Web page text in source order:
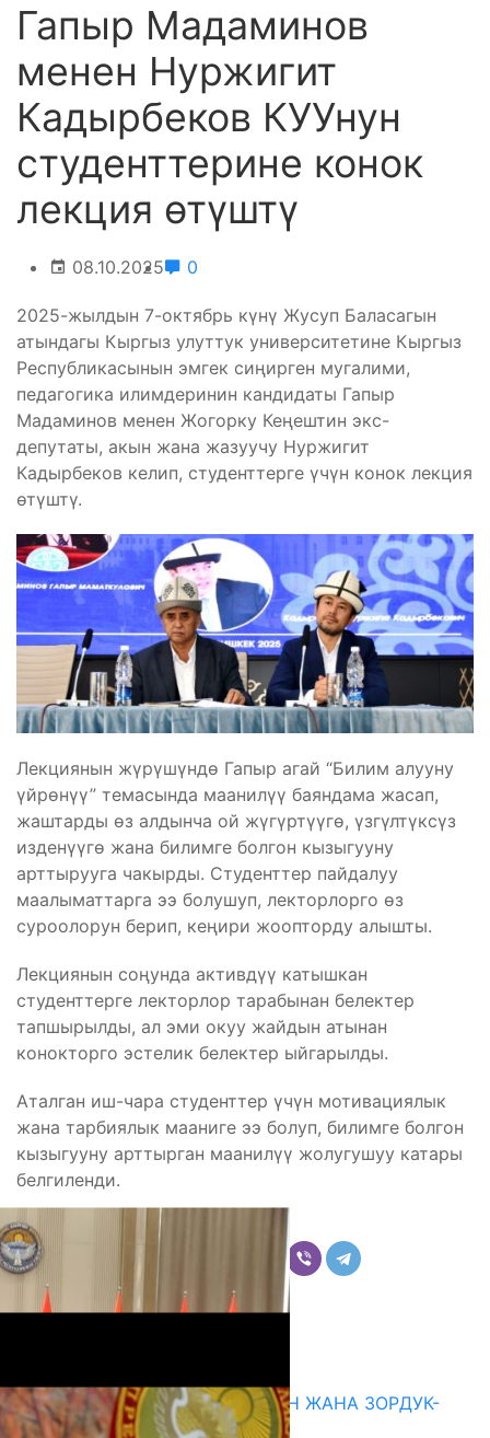
Гапыр Мадаминов
менен Нуржигит
Кадырбеков КУУнун
студенттерине конок
лекция өтүштү
08.10.2025 0
2025-жылдын 7-октябрь күнү Жусуп Баласагын
атындагы Кыргыз улуттук университетине Кыргыз
Республикасынын эмгек сиңирген мугалими,
педагогика илимдеринин кандидаты Гапыр
Мадаминов менен Жогорку Кеңештин экс-
депутаты, акын жана жазуучу Нуржигит
Кадырбеков келип, студенттерге үчүн конок лекция
өтүштү.
Лекциянын жүрүшүндө Гапыр агай “Билим алууну
үйрөнүү” темасында маанилүү баяндама жасап,
жаштарды өз алдынча ой жүгүртүүгө, үзгүлтүксүз
изденүүгө жана билимге болгон кызыгууну
арттырууга чакырды. Студенттер пайдалуу
маалыматтарга ээ болушуп, лекторлорго өз
суроолорун берип, кеңири жоопторду алышты.
Лекциянын соңунда активдүү катышкан
студенттерге лекторлор тарабынан белектер
тапшырылды, ал эми окуу жайдын атынан
конокторго эстелик белектер ыйгарылды.
Аталган иш-чара студенттер үчүн мотивациялык
жана тарбиялык мааниге ээ болуп, билимге болгон
кызыгууну арттырган маанилүү жолугушуу катары
белгиленди.
Комментарийлер
ГЕНДЕРДИК БАСМЫРЛООДОН ЖАНА ЗОРДУК-
ЗОМБУЛУКТАН КОРГОО